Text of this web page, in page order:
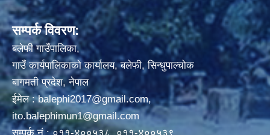
सम्पर्क विवरण:
बलेफी गाउँपालिका,
गाउँ कार्यपालिकाको कार्यालय, बलेफी, सिन्धुपाल्चोक
बागमती प्रदेश, नेपाल
ईमेल :balephi2017@gmail.com,
ito.balephimun1@gmail.com